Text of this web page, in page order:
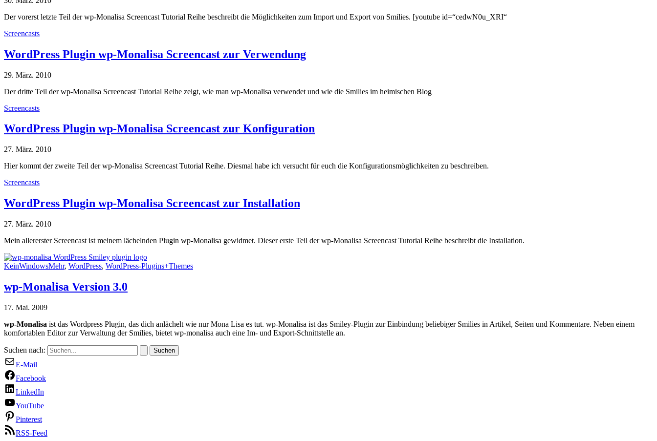
Der vorerst letzte Teil der wp-Monalisa Screencast Tutorial Reihe beschreibt die Möglichkeiten zum Import und Export von Smilies. [youtube id=“cedwN0u_XRI“
Screencasts
WordPress Plugin wp-Monalisa Screencast zur Verwendung
29. März. 2010
Der dritte Teil der wp-Monalisa Screencast Tutorial Reihe zeigt, wie man wp-Monalisa verwendet und wie die Smilies im heimischen Blog
Screencasts
WordPress Plugin wp-Monalisa Screencast zur Konfiguration
27. März. 2010
Hier kommt der zweite Teil der wp-Monalisa Screencast Tutorial Reihe. Diesmal habe ich versucht für euch die Konfigurationsmöglichkeiten zu beschreiben.
Screencasts
WordPress Plugin wp-Monalisa Screencast zur Installation
27. März. 2010
Mein allererster Screencast ist meinem lächelnden Plugin wp-Monalisa gewidmet. Dieser erste Teil der wp-Monalisa Screencast Tutorial Reihe beschreibt die Installation.
KeinWindowsMehr, WordPress, WordPress-Plugins+Themes
wp-Monalisa Version 3.0
17. Mai. 2009
wp-Monalisa ist das Wordpress Plugin, das dich anlächelt wie nur Mona Lisa es tut. wp-Monalisa ist das Smiley-Plugin zur Einbindung beliebiger Smilies in Artikel, Seiten und Kommentare. Neben einem
komfortablen Editor zur Verwaltung der Smilies, bietet wp-monalisa auch eine Im- und Export-Schnittstelle an.
Suchen nach:
E-Mail
Facebook
LinkedIn
YouTube
Pinterest
RSS-Feed